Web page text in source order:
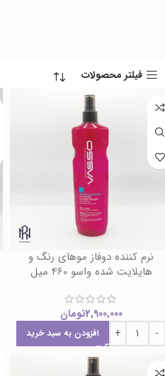
فیلتر محصولات
نرم کننده دوفاز موهای رنگ و
هایلایت شده واسو 460 میل
2,900,000تومان
افزودن به سبد خرید